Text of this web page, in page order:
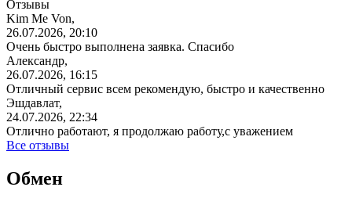
Отзывы
Kim Me Von,
26.07.2026, 20:10
Очень быстро выполнена заявка. Спасибо
Александр,
26.07.2026, 16:15
Отличный сервис всем рекомендую, быстро и качественно
Эшдавлат,
24.07.2026, 22:34
Отлично работают, я продолжаю работу,с уважением
Все отзывы
Обмен